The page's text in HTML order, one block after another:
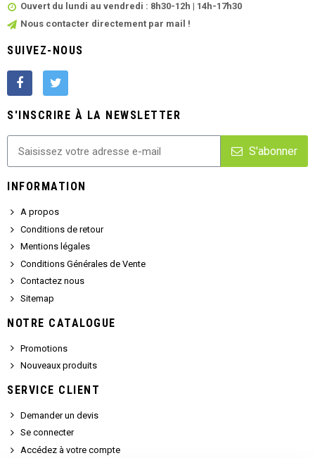
Ouvert du lundi au vendredi : 8h30-12h | 14h-17h30
Nous contacter directement par mail !
SUIVEZ-NOUS
S'INSCRIRE À LA NEWSLETTER
S'abonner
INFORMATION
A propos
Conditions de retour
Mentions légales
Conditions Générales de Vente
Contactez nous
Sitemap
NOTRE CATALOGUE
Promotions
Nouveaux produits
SERVICE CLIENT
Demander un devis
Se connecter
Accédez à votre compte